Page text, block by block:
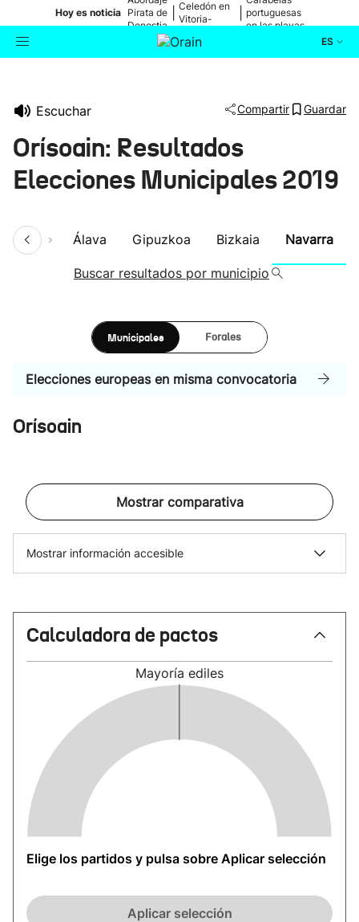
Hoy es noticia Pirata de
Donostia
Celedón en
Vitoria-
portuguesas
en las playas
ES
Cultura
Escuchar Compartir Guardar
Orísoain: Resultados
Elecciones Municipales 2019
Álava Gipuzkoa Bizkaia Navarra
Buscar resultados por municipio
Municipales Forales
Elecciones europeas en misma convocatoria
Orísoain
Mostrar comparativa
Mostrar información accesible
Calculadora de pactos
Mayoría ediles
Elige los partidos y pulsa sobre Aplicar selección
Aplicar selección